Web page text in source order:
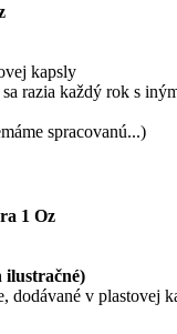
kapsly
razia každý rok s
spracovanú...)
1 Oz
ilustračné)
dodávané v plastovej